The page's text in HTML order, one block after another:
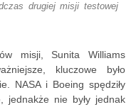
drugiej misji testowej
misji, Sunita Williams
kluczowe było
NASA i Boeing spędziły
jednakże nie były jednak